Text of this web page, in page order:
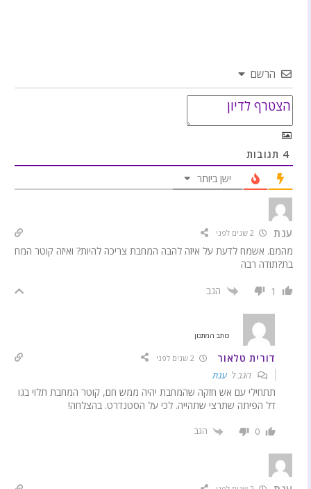
הרשם
4 תגובות
ישן ביותר
ענת
מהמם. אשמח לדעת על איזה להבה המחבת צריכה להיות? ואיזה קוטר המח
בת?תודה רבה
1 הגב
כותב המתכון
דורית טלאור
הגב ל ענת
תתחילי עם אש חזקה שהמחבת יהיה ממש חם, קוטר המחבת תלוי בגו
דל הפיתה שתרצי שתהייה. לכי על הסטנדרט. בהצלחה!
0 הגב